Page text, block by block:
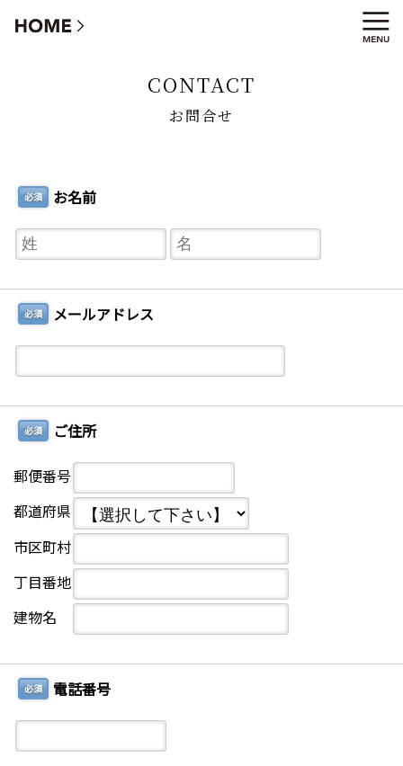
お問合せ
CONTACT
お問合せ
必須 お名前
必須 メールアドレス
必須 ご住所
郵便番号
都道府県
市区町村
丁目番地
建物名
必須 電話番号